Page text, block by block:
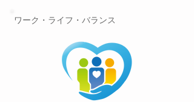
ワーク・ライフ・バランス